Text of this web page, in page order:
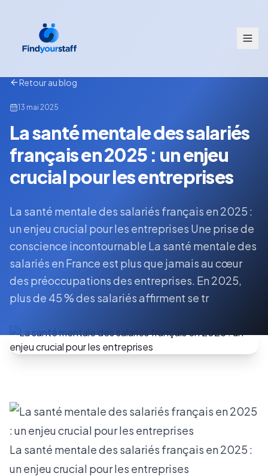
Retour au blog
13 mai 2025
La santé mentale des salariés
français en 2025 : un enjeu
crucial pour les entreprises
La santé mentale des salariés français en 2025 :
un enjeu crucial pour les entreprises Une prise de
conscience incontournable La santé mentale des
salariés en France est plus que jamais au cœur
des préoccupations des entreprises. En 2025,
plus de 45 % des salariés affirment se tr
La santé mentale des salariés français en 2025 :
un enjeu crucial pour les entreprises